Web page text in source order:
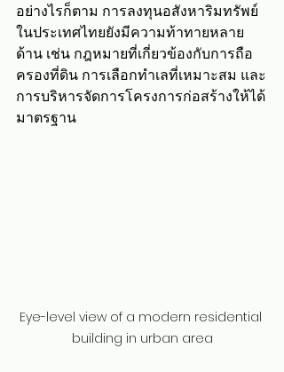
อย่างไรก็ตาม การลงทุนอสังหาริมทรัพย์
ในประเทศไทยยังมีความท้าทายหลาย
ด้าน เช่น กฎหมายที่เกี่ยวข้องกับการถือ
ครองที่ดิน การเลือกทำเลที่เหมาะสม และ
การบริหารจัดการโครงการก่อสร้างให้ได้
มาตรฐาน
Eye-level view of a modern residential
building in urban area